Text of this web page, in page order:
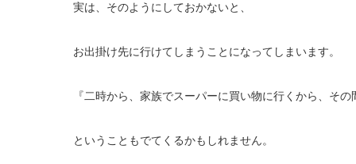
実は、そのようにしておかないと、
お出掛け先に行けてしまうことになってしまいます。
『二時から、家族でスーパーに買い物に行くから、その
ということもでてくるかもしれません。